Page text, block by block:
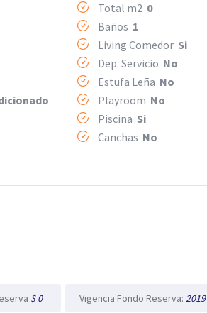
Total m2 0
Baños 1
Living Comedor Si
Dep. Servicio No
Estufa Leña No
Playroom No
Piscina Si
Canchas No
$ 0 Vigencia Fondo Reserva: 2019